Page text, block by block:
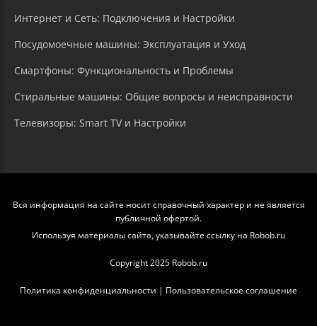
Интернет и Сеть: Подключения и Настройки
Посудомоечные машины: Эксплуатация и Уход
Смартфоны: Функциональность и Проблемы
Стиральные машины: Общие вопросы и неисправности
Телевизоры: Smart TV и Настройки
Вся информация на сайте носит справочный характер и не является
публичной офертой.
Используя материалы сайта, указывайте ссылку на Robob.ru
Copyright 2025 Robob.ru
Политика конфиденциальности | Пользовательское соглашение